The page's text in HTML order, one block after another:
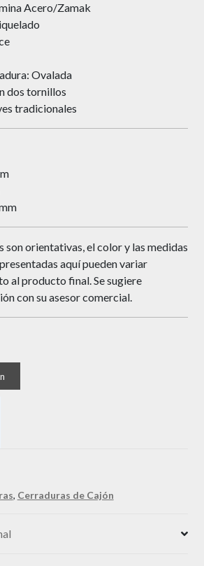
Acero/Zamak
Ovalada
dos tornillos
tradicionales
son orientativas, el color y las medidas
aquí pueden variar
al producto final. Se sugiere
con su asesor comercial.
, Cerraduras de Cajón